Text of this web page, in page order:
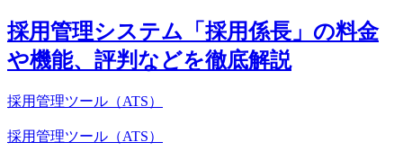
採用管理システム「採用係長」の料金
や機能、評判などを徹底解説
採用管理ツール（ATS）
採用管理ツール（ATS）